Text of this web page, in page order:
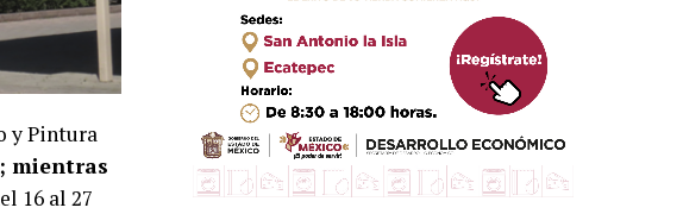
y Pintura
mientras
16 al 27